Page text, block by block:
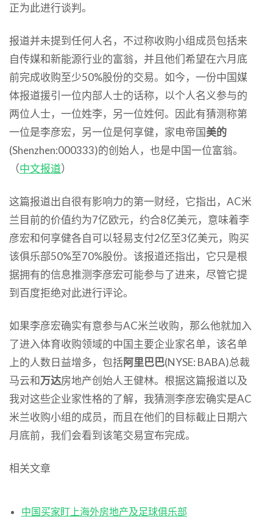
正为此进行谈判。
报道并未提到任何人名，不过称收购小组成员包括来
自传媒和新能源行业的富翁，并且他们希望在六月底
前完成收购至少50%股份的交易。如今，一份中国媒
体报道援引一位内部人士的话称，以个人名义参与的
两位人士，一位姓李，另一位姓何。因此有猜测称第
一位是李彦宏，另一位是何享健，家电帝国美的
(Shenzhen:000333)的创始人，也是中国一位富翁。
（中文报道）
这篇报道出自很有影响力的第一财经，它指出，AC米
兰目前的价值约为7亿欧元，约合8亿美元，意味着李
彦宏和何享健各自可以轻易支付2亿至3亿美元，购买
该俱乐部50%至70%股份。该报道还指出，它只是根
据拥有的信息推测李彦宏可能参与了进来，尽管它提
到百度拒绝对此进行评论。
如果李彦宏确实有意参与AC米兰收购，那么他就加入
了进入体育收购领域的中国主要企业家名单，该名单
上的人数日益增多，包括阿里巴巴(NYSE: BABA)总裁
马云和万达房地产创始人王健林。根据这篇报道以及
我对这些企业家性格的了解，我猜测李彦宏确实是AC
米兰收购小组的成员，而且在他们的目标截止日期六
月底前，我们会看到该笔交易宣布完成。
相关文章
中国买家盯上海外房地产及足球俱乐部